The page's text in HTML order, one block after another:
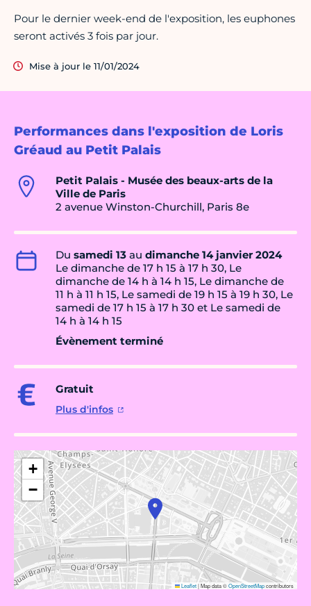
Performances dans l'exposition de Loris
Gréaud au Petit Palais
Petit Palais - Musée des beaux-arts de la
Ville de Paris
2 avenue Winston-Churchill, Paris 8e
Du samedi 13 au dimanche 14 janvier 2024
Le dimanche de 17 h 15 à 17 h 30, Le
dimanche de 14 h à 14 h 15, Le dimanche de
11 h à 11 h 15, Le samedi de 19 h 15 à 19 h 30, Le
samedi de 17 h 15 à 17 h 30 et Le samedi de
14 h à 14 h 15
Évènement terminé
Gratuit
Plus d'infos
+
−
Leaflet|Map data ©OpenStreetMapcontributors
Pour le dernier week-end de l'exposition, les euphones
seront activés 3 fois par jour.
Mise à jour le 11/01/2024